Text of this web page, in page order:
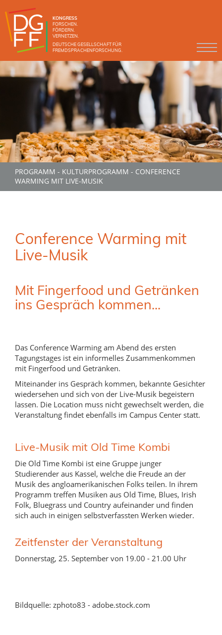
KONGRESS
FORSCHEN.
FÖRDERN.
VERNETZEN.
DEUTSCHE GESELLSCHAFT FÜR
FREMDSPRACHENFORSCHUNG.
PROGRAMM - KULTURPROGRAMM - CONFERENCE
WARMING MIT LIVE-MUSIK
Conference Warming mit
Live-Musik
Mit Fingerfood und Getränken
ins Gespräch kommen...
Das Conference Warming am Abend des ersten
Tagungstages ist ein informelles Zusammenkommen
mit Fingerfood und Getränken.
Miteinander ins Gespräch kommen, bekannte Gesichter
wiedersehen und sich von der Live-Musik begeistern
lassen. Die Location muss nicht gewechselt werden, die
Veranstaltung findet ebenfalls im Campus Center statt.
Live-Musik mit Old Time Kombi
Die Old Time Kombi ist eine Gruppe junger
Studierender aus Kassel, welche die Freude an der
Musik des angloamerikanischen Folks teilen. In ihrem
Programm treffen Musiken aus Old Time, Blues, Irish
Folk, Bluegrass und Country aufeinander und finden
sich auch in einigen selbstverfassten Werken wieder.
Zeitfenster der Veranstaltung
Donnerstag, 25. September von 19.00 - 21.00 Uhr
Bildquelle: zphoto83 - adobe.stock.com